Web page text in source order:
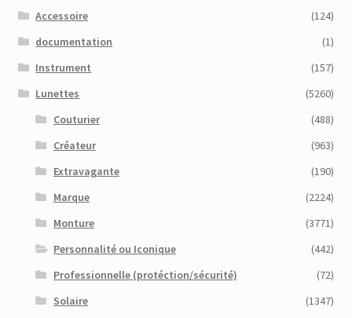
Accessoire
(124)
documentation
(1)
Instrument
(157)
Lunettes
(5260)
Couturier
(488)
Créateur
(963)
Extravagante
(190)
Marque
(2224)
Monture
(3771)
Personnalité ou Iconique
(442)
Professionnelle (protéction/sécurité)
(72)
Solaire
(1347)